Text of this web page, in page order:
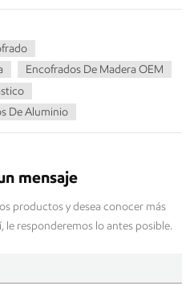
Encofrados De Madera OEM
De Aluminio
mensaje
productos y desea conocer más
le responderemos lo antes posible.